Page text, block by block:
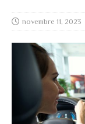
novembre 11, 2023